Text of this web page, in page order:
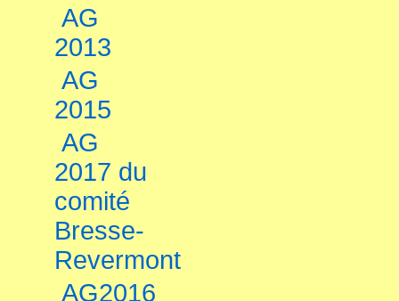
AG
2013
AG
2015
AG
2017 du
comité
Bresse-
Revermont
AG2016